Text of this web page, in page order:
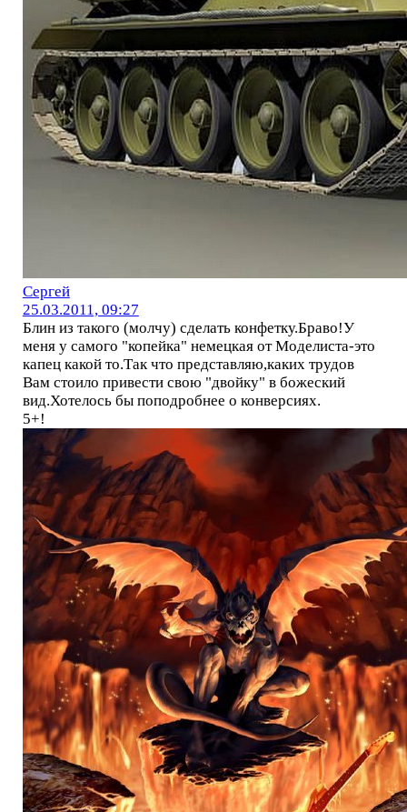
Сергей
25.03.2011, 09:27
Блин из такого (молчу) сделать конфетку.Браво!У
меня у самого "копейка" немецкая от Моделиста-это
капец какой то.Так что представляю,каких трудов
Вам стоило привести свою "двойку" в божеский
вид.Хотелось бы поподробнее о конверсиях.
5+!